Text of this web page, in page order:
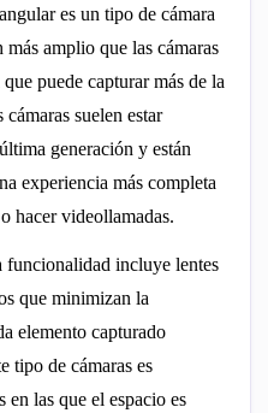
es un tipo de cámara
amplio que las cámaras
puede capturar más de la
cámaras suelen estar
generación y están
experiencia más completa
hacer videollamadas.
funcionalidad incluye lentes
que minimizan la
elemento capturado
tipo de cámaras es
en las que el espacio es